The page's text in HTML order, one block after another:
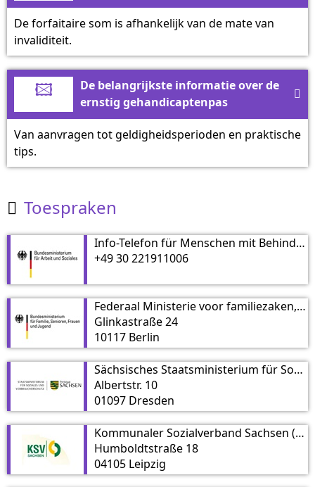
De forfaitaire som is afhankelijk van de mate van
invaliditeit.
🖾
De belangrijkste informatie over de
ernstig gehandicaptenpas

Van aanvragen tot geldigheidsperioden en praktische
tips.
 Toespraken
Info-Telefon für Menschen mit Behinderung - Bundesministerium für Arbeit und Soziales
+49 30 221911006
Federaal Ministerie voor familiezaken, senioren, vrouwen en jongeren (BMFSFJ)
Glinkastraße 24
10117 Berlin
Sächsisches Staatsministerium für Soziales und Verbraucherschutz
Albertstr. 10
01097 Dresden
Kommunaler Sozialverband Sachsen (KSV)
Humboldtstraße 18
04105 Leipzig